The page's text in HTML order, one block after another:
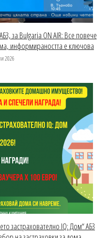
за Bulgaria ON AIR: Все повече
информираността е ключова
2026
застрахователно IQ: Дом“ АБЗ